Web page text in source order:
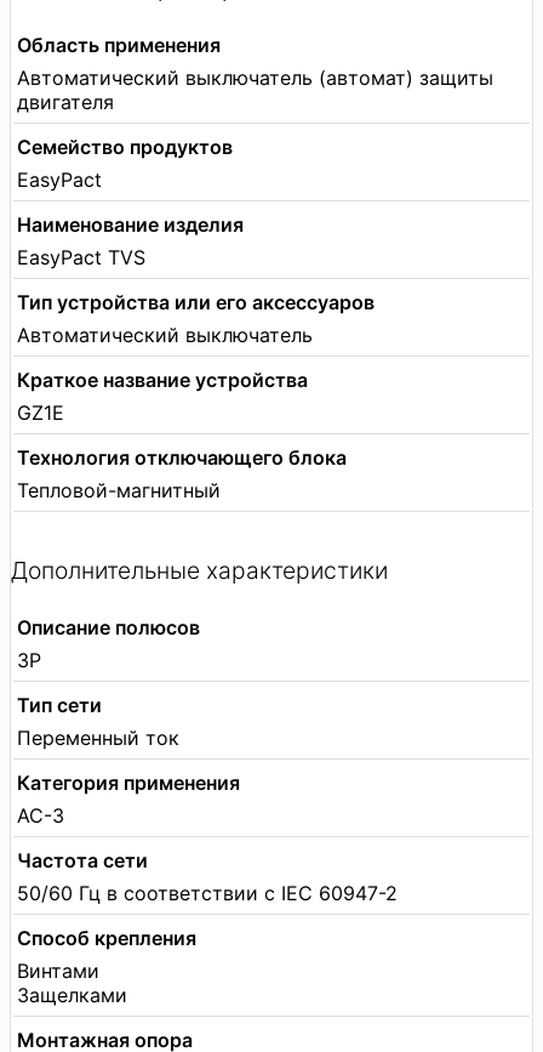
Область применения
Автоматический выключатель (автомат) защиты
двигателя
Семейство продуктов
EasyPact
Наименование изделия
EasyPact TVS
Тип устройства или его аксессуаров
Автоматический выключатель
Краткое название устройства
GZ1E
Технология отключающего блока
Тепловой-магнитный
Дополнительные характеристики
Описание полюсов
3P
Тип сети
Переменный ток
Категория применения
AC-3
Частота сети
50/60 Гц в соответствии с IEC 60947-2
Способ крепления
Винтами
Защелками
Монтажная опора